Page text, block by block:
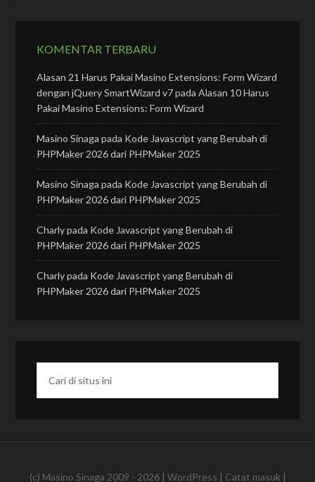
KOMENTAR TERBARU
Alasan 21 Harus Pakai Masino Extensions: Form Wizard
dengan jQuery SmartWizard v7padaAlasan 10 Harus
Pakai Masino Extensions: Form Wizard
Masino Sinaga pada Kode Javascript yang Berubah di
PHPMaker 2026 dari PHPMaker 2025
Masino Sinaga pada Kode Javascript yang Berubah di
PHPMaker 2026 dari PHPMaker 2025
Charlypada Kode Javascript yang Berubah di
PHPMaker 2026 dari PHPMaker 2025
Charlypada Kode Javascript yang Berubah di
PHPMaker 2026 dari PHPMaker 2025
(c) Masino Sinaga 2009 - 2026 | WordPress | Catat masuk |